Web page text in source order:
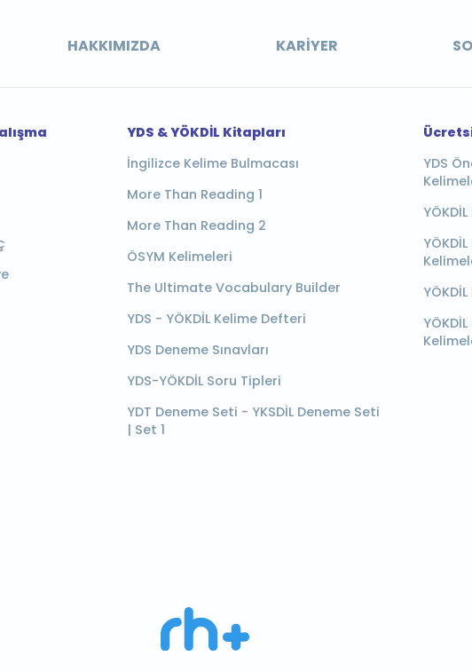
HAKKIMIZDA KARIYER
YDS & YÖKDİL Kitapları
İngilizce Kelime Bulmacası
More Than Reading 1
More Than Reading 2
ÖSYM Kelimeleri
The Ultimate Vocabulary Builder
YDS - YÖKDİL Kelime Defteri
YDS Deneme Sınavları
YDS-YÖKDİL Soru Tipleri
YDT Deneme Seti - YKSDİL Deneme Seti
| Set 1
YDS